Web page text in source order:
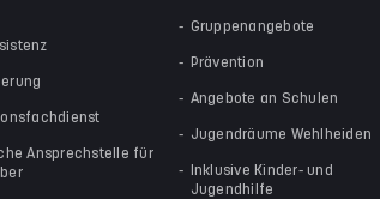
Ansprechstelle für
Gruppenangebote
Prävention
Angebote an Schulen
Jugendräume Wehlheiden
Inklusive Kinder- und
Jugendhilfe